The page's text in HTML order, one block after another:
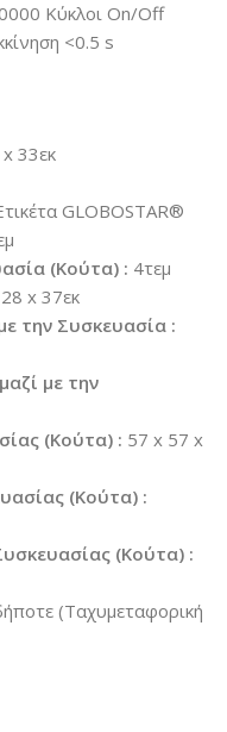
Κύκλοι On/Off
<0.5 s
33εκ
GLOBOSTAR®
(Κούτα) : 4τεμ
x 37εκ
την Συσκευασία :
με την
(Κούτα) : 57 x 57 x
(Κούτα) :
(Κούτα) :
(Ταχυμεταφορική